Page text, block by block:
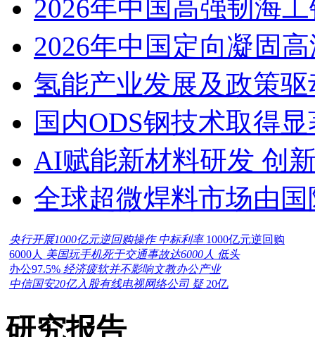
2026年中国高强韧海
2026年中国定向凝固
氢能产业发展及政策
国内ODS钢技术取得
AI赋能新材料研发 创
全球超微焊料市场由
央行开展1000亿元逆回购操作 中标利率 1000亿元逆回购
6000人 美国玩手机死于交通事故达6000人 低头
办公97.5% 经济疲软并不影响文教办公产业
中信国安20亿入股有线电视网络公司 疑 20亿
研究报告